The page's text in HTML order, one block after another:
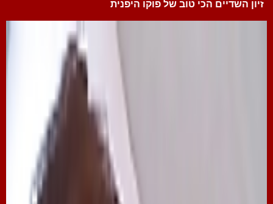
זיון השדיים הכי טוב של פוקו היפנית